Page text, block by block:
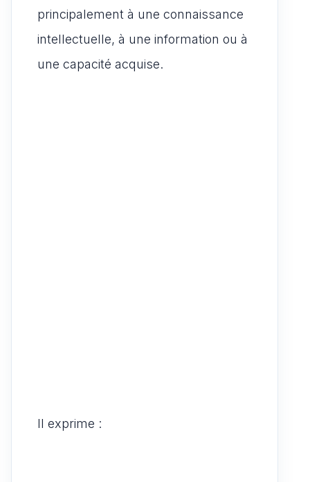
principalement à une connaissance
intellectuelle, à une information ou à
une capacité acquise.
Il exprime :